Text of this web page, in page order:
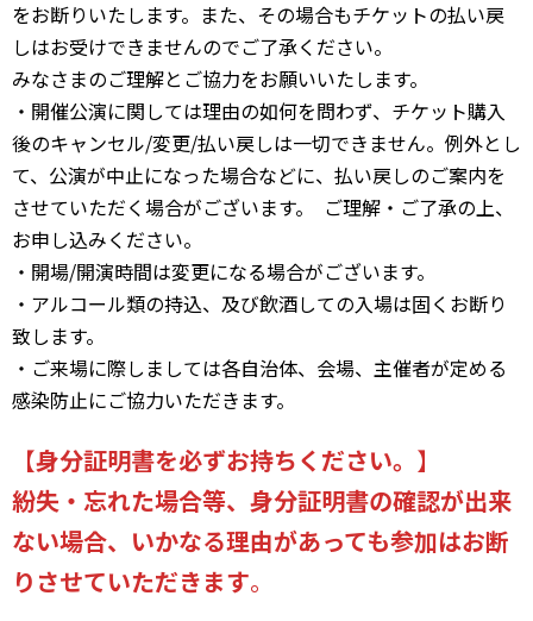
をお断りいたします。また、その場合もチケットの払い戻
しはお受けできませんのでご了承ください。
みなさまのご理解とご協力をお願いいたします。
・開催公演に関しては理由の如何を問わず、チケット購入
後のキャンセル/変更/払い戻しは一切できません。例外とし
て、公演が中止になった場合などに、払い戻しのご案内を
させていただく場合がございます。 ご理解・ご了承の上、
お申し込みください。
・開場/開演時間は変更になる場合がございます。
・アルコール類の持込、及び飲酒しての入場は固くお断り
致します。
・ご来場に際しましては各自治体、会場、主催者が定める
感染防止にご協力いただきます。
【身分証明書を必ずお持ちください。 】
紛失・忘れた場合等、身分証明書の確認が出来
ない場合、いかなる理由があっても参加はお断
りさせていただきます。